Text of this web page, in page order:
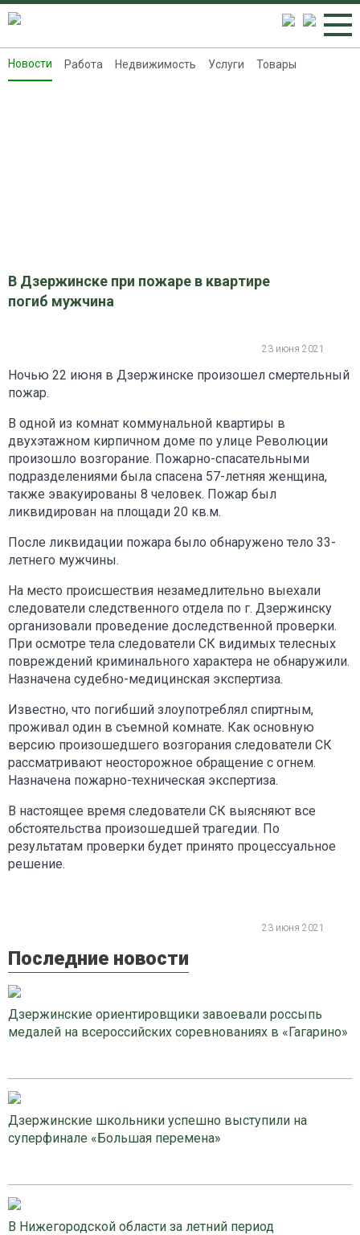
Новости
Новости Работа Недвижимость Услуги Товары
В Дзержинске при пожаре в квартире
погиб мужчина
23 июня 2021
Ночью 22 июня в Дзержинске произошел смертельный
пожар.
В одной из комнат коммунальной квартиры в
двухэтажном кирпичном доме по улице Революции
произошло возгорание. Пожарно-спасательными
подразделениями была спасена 57-летняя женщина,
также эвакуированы 8 человек. Пожар был
ликвидирован на площади 20 кв.м.
После ликвидации пожара было обнаружено тело 33-
летнего мужчины.
На место происшествия незамедлительно выехали
следователи следственного отдела по г. Дзержинску
организовали проведение доследственной проверки.
При осмотре тела следователи СК видимых телесных
повреждений криминального характера не обнаружили.
Назначена судебно-медицинская экспертиза.
Известно, что погибший злоупотреблял спиртным,
проживал один в съемной комнате. Как основную
версию произошедшего возгорания следователи СК
рассматривают неосторожное обращение с огнем.
Назначена пожарно-техническая экспертиза.
В настоящее время следователи СК выясняют все
обстоятельства произошедшей трагедии. По
результатам проверки будет принято процессуальное
решение.
23 июня 2021
Последние новости
Дзержинские ориентировщики завоевали россыпь
медалей на всероссийских соревнованиях в «Гагарино»
Дзержинские школьники успешно выступили на
суперфинале «Большая перемена»
В Нижегородской области за летний период